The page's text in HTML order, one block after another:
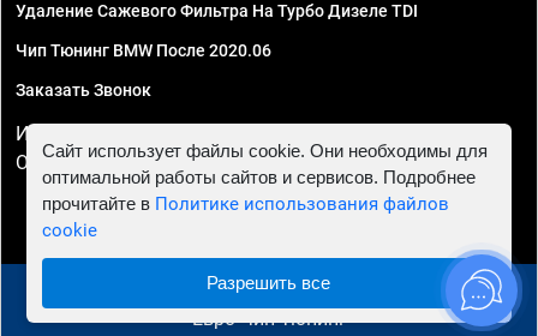
Удаление Сажевого Фильтра На Турбо Дизеле TDI
Чип Тюнинг BMW После 2020.06
Заказать Звонок
ИП Смирнов Георгий Павлович. ИНН 781302555843,
ОГРНИП 324470400032610
© 2010 - 2026 Чип тюнинг в Махачкале - Автосервис
"Евро Чип Тюнинг"
Сайт использует файлы cookie. Они необходимы для
оптимальной работы сайтов и сервисов. Подробнее
прочитайте в Политике использования файлов
cookie
Разрешить все